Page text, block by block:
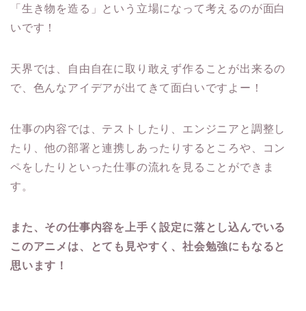
「生き物を造る」という立場になって考えるのが面白
いです！
天界では、自由自在に取り敢えず作ることが出来るの
で、色んなアイデアが出てきて面白いですよー！
仕事の内容では、テストしたり、エンジニアと調整し
たり、他の部署と連携しあったりするところや、コン
ペをしたりといった仕事の流れを見ることができま
す。
また、その仕事内容を上手く設定に落とし込んでいる
このアニメは、とても見やすく、社会勉強にもなると
思います！